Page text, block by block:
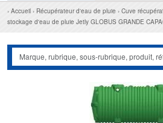
Accueil Récupérateur d'eau de pluie Cuve
stockage d'eau de pluie Jetly GLOBUS GRANDE